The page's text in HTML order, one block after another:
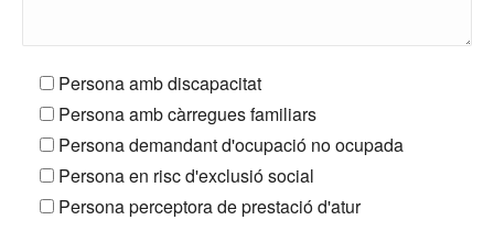
Persona amb discapacitat
Persona amb càrregues familiars
Persona demandant d'ocupació no ocupada
Persona en risc d'exclusió social
Persona perceptora de prestació d'atur